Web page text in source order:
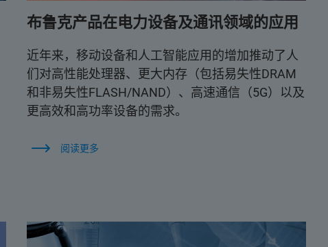
布鲁克产品在电力设备及通讯领域的应用
近年来，移动设备和人工智能应用的增加推动了人
们对高性能处理器、更大内存（包括易失性DRAM
和非易失性FLASH/NAND）、高速通信（5G）以及
更高效和高功率设备的需求。
阅读更多